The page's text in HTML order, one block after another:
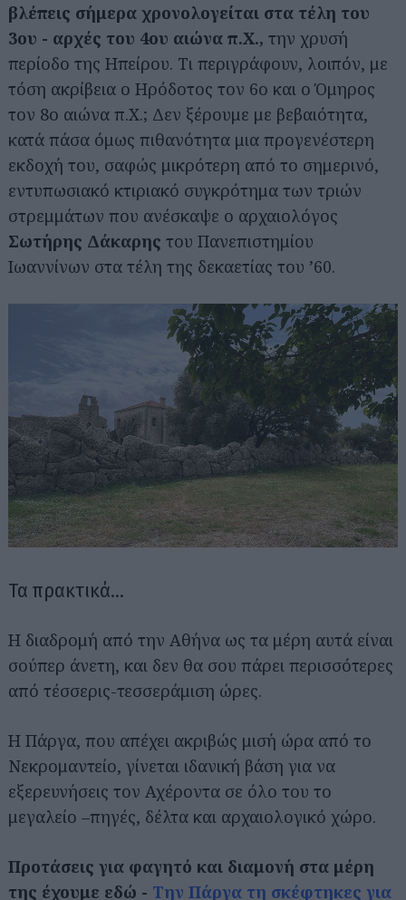
βλέπεις σήμερα χρονολογείται στα τέλη του
3ου - αρχές του 4ου αιώνα π.Χ., την χρυσή
περίοδο της Ηπείρου. Τι περιγράφουν, λοιπόν, με
τόση ακρίβεια ο Ηρόδοτος τον 6ο και ο Όμηρος
τον 8ο αιώνα π.Χ.; Δεν ξέρουμε με βεβαιότητα,
κατά πάσα όμως πιθανότητα μια προγενέστερη
εκδοχή του, σαφώς μικρότερη από το σημερινό,
εντυπωσιακό κτιριακό συγκρότημα των τριών
στρεμμάτων που ανέσκαψε ο αρχαιολόγος
Σωτήρης Δάκαρης του Πανεπιστημίου
Ιωαννίνων στα τέλη της δεκαετίας του ’60.
Τα πρακτικά…
Η διαδρομή από την Αθήνα ως τα μέρη αυτά είναι
σούπερ άνετη, και δεν θα σου πάρει περισσότερες
από τέσσερις-τεσσεράμιση ώρες.
Η Πάργα, που απέχει ακριβώς μισή ώρα από το
Νεκρομαντείο, γίνεται ιδανική βάση για να
εξερευνήσεις τον Αχέροντα σε όλο του το
μεγαλείο –πηγές, δέλτα και αρχαιολογικό χώρο.
Προτάσεις για φαγητό και διαμονή στα μέρη
της έχουμε εδώ - Την Πάργα τη σκέφτηκες για